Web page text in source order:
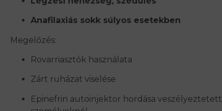
Anafilaxiás sokk súlyos esetekben
Megelőzés:
Rovarriasztók használata
Zárt ruházat viselése
Epinefrin autoinjektor hordása veszélyeztetett